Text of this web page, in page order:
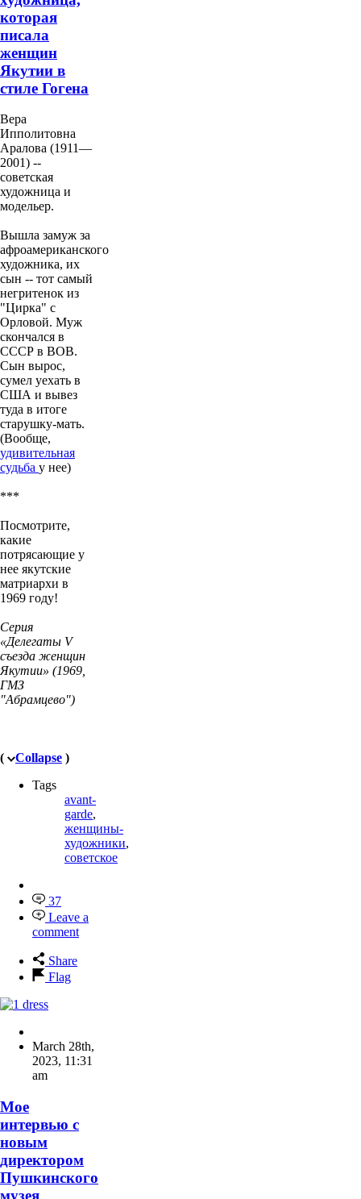
которая
писала
женщин
Якутии в
стиле Гогена
Вера
Ипполитовна
Аралова (1911—
2001) --
советская
художница и
модельер.
Вышла замуж за
афроамериканского
художника, их
сын -- тот самый
негритенок из
"Цирка" с
Орловой. Муж
скончался в
СССР в ВОВ.
Сын вырос,
сумел уехать в
США и вывез
туда в итоге
старушку-мать.
(Вообще,
удивительная
судьба у нее)
***
Посмотрите,
какие
потрясающие у
нее якутские
матриархи в
1969 году!
Серия
«Делегаты V
съезда женщин
Якутии» (1969,
ГМЗ
"Абрамцево")
( Collapse )
Tags
avant-
garde,
женщины-
художники,
советское
37
Leave a
comment
Share
Flag
March 28th,
2023, 11:31
am
Мое
интервью с
новым
директором
Пушкинского
музея